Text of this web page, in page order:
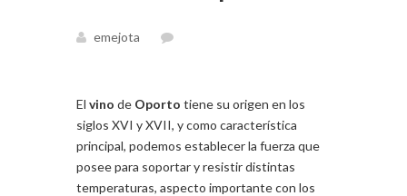
emejota
El vino de Oporto tiene su origen en los
siglos XVI y XVII, y como característica
principal, podemos establecer la fuerza que
posee para soportar y resistir distintas
temperaturas, aspecto importante con los